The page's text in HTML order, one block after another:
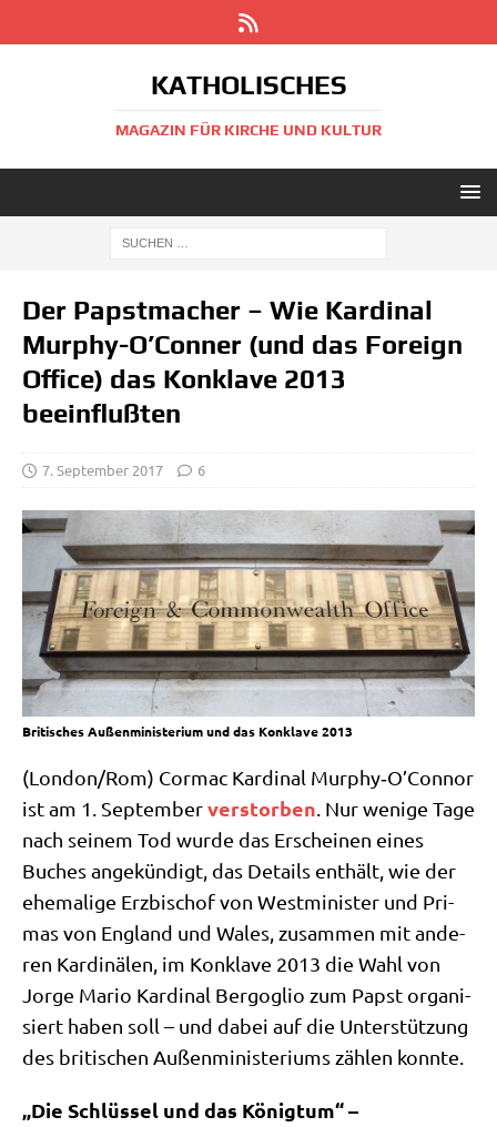
KATHOLISCHES
MAGAZIN FÜR KIRCHE UND KULTUR
Der Papstmacher – Wie Kardinal
Murphy-O’Conner (und das Foreign
Office) das Konklave 2013
beeinflußten
7. September 2017 6
Britisches Außenministerium und das Konklave 2013
(London/​Rom) Cor­mac Kar­di­nal Murphy‑O’Connor
ist am 1. Sep­tem­berver­stor­ben . Nur weni­ge Tage
nach sei­nem Tod wur­de das Erschei­nen eines
Buches ange­kün­digt, das Details ent­hält, wie der
ehe­ma­li­ge Erz­bi­schof von West­mi­ni­ster und Pri­
mas von Eng­land und Wales, zusam­men mit ande­
ren Kar­di­nä­len, im Kon­kla­ve 2013 die Wahl von
Jor­ge Mario Kar­di­nal Berg­o­glio zum Papst orga­ni­
siert haben soll – und dabei auf die Unter­stüt­zung
des bri­ti­schen Außen­mi­ni­ste­ri­ums zäh­len konnte.
„Die Schlüs­sel und das König­tum“ –